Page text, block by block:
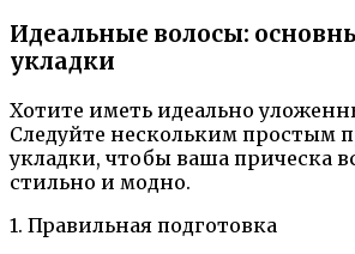
Идеальные волосы:
укладки
Хотите иметь идеально
Следуйте нескольким простым
укладки, чтобы ваша прическа
стильно и модно.
1. Правильная подготовка